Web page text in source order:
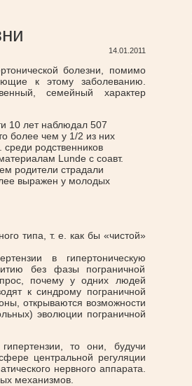
14.01.2011
болезни, помимо
к этому заболеванию.
семейный характер
10 лет наблюдал 507
более чем у 1/2 из них
среди родственников
Lunde с соавт.
родители страдали
выражен у молодых
типа, т. е. как бы «чистой»
в гипертоническую
без фазы пограничной
почему у одних людей
к синдрому пограничной
открываются возможности
эволюции пограничной
то они, будучи
центральной регуляции
нервного аппарата.
механизмов.